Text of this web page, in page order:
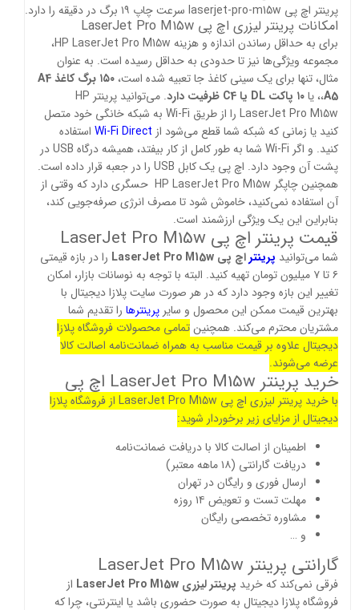
پرینتر اچ پی laserjet-pro-m15w سرعت چاپ ۱۹ برگ در دقیقه را دارد.
امکانات پرینتر لیزری اچ پی LaserJet Pro M15w
برای به حداقل رساندن اندازه و هزینه HP LaserJet Pro M15w،
مجموعه ویژگی‌ها نیز تا حدودی به حداقل رسیده است. به عنوان
مثال، تنها برای یک سینی کاغذ جا تعبیه شده است، ۱۵۰ برگ کاغذ
،A5، یا۱۰ پاکت
. می‌توانید پرینتر HP
LaserJet Pro M15w را از طریق Wi-Fi به شبکه خانگی خود متصل
کنید یا زمانی که شبکه شما قطع می‌شود از Wi-Fi Direct استفاده
کنید. و اگر Wi-Fi شما به طور کامل از کار بیفتد، همیشه درگاه USB در
پشت آن وجود دارد. اچ پی یک کابل USB را در جعبه قرار داده است.
همچنین چاپگر HP LaserJet Pro M15w حسگری دارد که وقتی از
آن استفاده نمی‌کنید، خاموش شود تا مصرف انرژی صرفه‌جویی کند،
بنابراین این یک ویژگی ارزشمند است.
قیمت پرینتر اچ پی LaserJet Pro M15w
شما می‌توانید پرینتراچ پی LaserJet Pro M15w
را در بازه قیمتی
۶ تا ۷ میلیون تومان تهیه کنید. البته با توجه به نوسانات بازار، امکان
تغییر این بازه وجود دارد که در هر صورت سایت پلازا دیجیتال با
بهترین قیمت ممکن این محصول و سایر پرینترها را تقدیم شما
مشتریان محترم می‌کند. همچنینتمامی محصولات فروشگاه پلازا
دیجیتال علاوه بر قیمت مناسب به همراه ضمانت‌نامه اصالت کالا
عرضه می‌شوند.
خرید پرینتر LaserJet Pro M15w اچ پی
با خرید پرینتر لیزری اچ پی LaserJet Pro M15w از فروشگاه پلازا
دیجیتال از مزایای زیر برخوردار شوید:
اطمینان از اصالت کالا با دریافت ضمانت‌نامه
دریافت گارانتی (۱۸ ماهه معتبر)
ارسال فوری و رایگان در تهران
مهلت تست و تعویض ۱۴ روزه
مشاوره تخصصی رایگان
و …
گارانتی پرینتر LaserJet Pro M15w
فرقی نمی‌کند که خرید پرینتر لیزری LaserJet Pro M15w
از
فروشگاه پلازا دیجیتال به صورت حضوری باشد یا اینترنتی، چرا که